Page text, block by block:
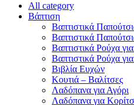
All category
Βάπτιση
Βαπτιστικά
Βαπτιστικά
Βαπτιστικά Ρούχα
Βαπτιστικά Ρούχα
Βιβλία Ευχών
Κουτιά – Βαλίτσες
Λαδόπανα για Αγόρι
Λαδόπανα για